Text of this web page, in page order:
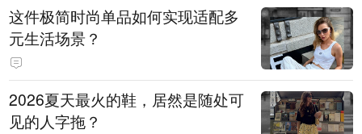
这件极简时尚单品如何实现适配多
元生活场景？
2026夏天最火的鞋，居然是随处可
见的人字拖？